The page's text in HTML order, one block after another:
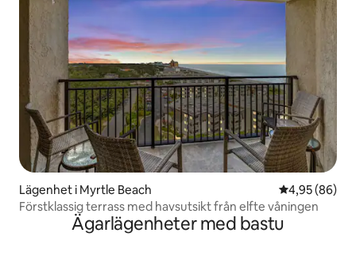
Lägenhet i Myrtle Beach 4,95 av 5 i
4,95 (86)
Förstklassig terrass med havsutsikt från elfte våningen
Ägarlägenheter med bastu